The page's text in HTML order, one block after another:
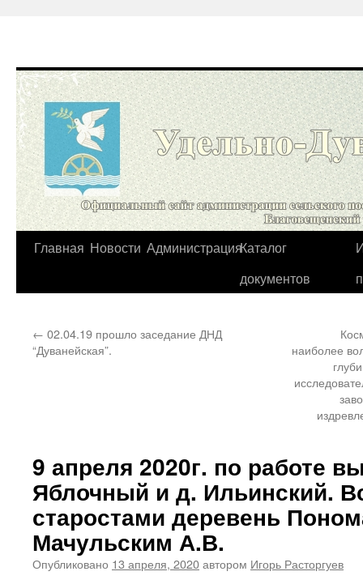
Перейти
Главная Новости АдминистрацияКаталог
документов
← 02.04.19 прошло заседание ДНД
“Дуванейская”.
наиболее
9 апреля 2020г. по работе
Яблочный и д. Ильинский.
старостами деревень
Мачульским А.В.
Опубликовано 13 апреля, 2020автором Игорь Расторгуев